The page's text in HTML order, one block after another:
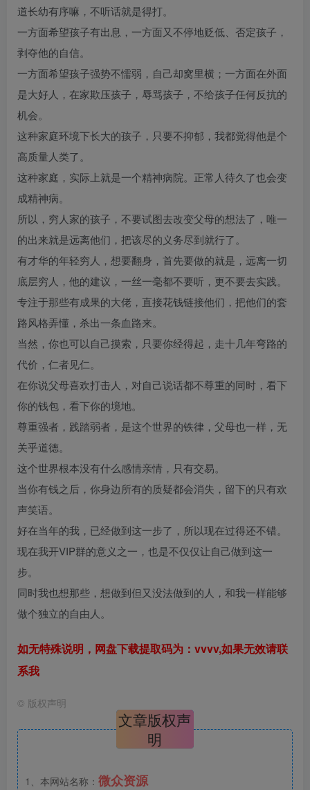
道长幼有序嘛，不听话就是得打。
一方面希望孩子有出息，一方面又不停地贬低、否定孩子，
剥夺他的自信。
一方面希望孩子强势不懦弱，自己却窝里横；一方面在外面
是大好人，在家欺压孩子，辱骂孩子，不给孩子任何反抗的
机会。
这种家庭环境下长大的孩子，只要不抑郁，我都觉得他是个
高质量人类了。
这种家庭，实际上就是一个精神病院。正常人待久了也会变
成精神病。
所以，穷人家的孩子，不要试图去改变父母的想法了，唯一
的出来就是远离他们，把该尽的义务尽到就行了。
有才华的年轻穷人，想要翻身，首先要做的就是，远离一切
底层穷人，他的建议，一丝一毫都不要听，更不要去实践。
专注于那些有成果的大佬，直接花钱链接他们，把他们的套
路风格弄懂，杀出一条血路来。
当然，你也可以自己摸索，只要你经得起，走十几年弯路的
代价，仁者见仁。
在你说父母喜欢打击人，对自己说话都不尊重的同时，看下
你的钱包，看下你的境地。
尊重强者，践踏弱者，是这个世界的铁律，父母也一样，无
关乎道德。
这个世界根本没有什么感情亲情，只有交易。
当你有钱之后，你身边所有的质疑都会消失，留下的只有欢
声笑语。
好在当年的我，已经做到这一步了，所以现在过得还不错。
现在我开VIP群的意义之一，也是不仅仅让自己做到这一
步。
同时我也想那些，想做到但又没法做到的人，和我一样能够
做个独立的自由人。
如无特殊说明，网盘下载提取码为：vvvv,如果无效请联
系我
© 版权声明
文章版权声
明
1、本网站名称： 微众资源